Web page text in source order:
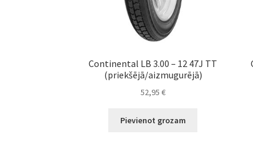
Continental LB 3.00 – 12 47J TT
(priekšējā/aizmugurējā)
52,95 €
Pievienot grozam